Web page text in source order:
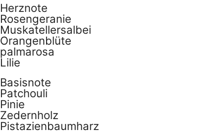
Herznote
Rosengeranie
Muskatellersalbei
Orangenblüte
palmarosa
Lilie
Basisnote
Patchouli
Pinie
Zedernholz
Pistazienbaumharz